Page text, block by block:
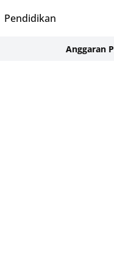
Pendidikan
Anggaran